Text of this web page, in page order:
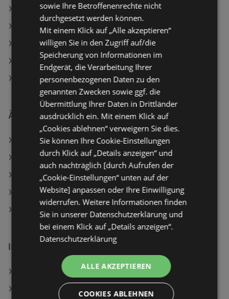
Aktuelle OBI Flugblätter
Aktuelle Dehner Garten-Center Flugblätter
Aktuelle Hagebau Lieb Markt Flugblätter
Aktuelle hagebaumarkt Flugblätter
Aktuelle bellaflora Flugblätter
Ähnliche Händler
BAUHAUS Angebote
JYSK Angebote
HELLWEG Angebote
hagebaumarkt Angebote
bellaflora Angebote
Interessantes auf wogibtswas.at
Laminat 7+1 mm Eiche mit Trittschalldämmung
Xiaomi Redmi Note 15, LTE, 128 GB, Black, Dual SIM
sowie Ihre Betroffenenrechte nicht
durchgesetzt werden können.
Mit einem Klick auf „Alle akzeptieren“
willigen Sie in den Zugriff auf/die
Speicherung von Informationen im
Endgerät, die Verarbeitung Ihrer
personenbezogenen Daten zu den
genannten Zwecken sowie ggf. die
Übermittlung Ihrer Daten in Drittländer
ausdrücklich ein. Mit einem Klick auf
„Cookies ablehnen“ verweigern Sie dies.
Sie können Ihre Cookie-Einstellungen
durch Klick auf „Details anzeigen“ und
auch nachträglich [durch Aufrufen der
„Cookie-Einstellungen“ unten auf der
Website] anpassen oder Ihre Einwilligung
widerrufen. Weitere Informationen finden
Sie in unserer Datenschutzerklärung und
bei einem Klick auf „Details anzeigen“.
Datenschutzerklärung
ALLE AKZEPTIEREN
COOKIES ABLEHNEN